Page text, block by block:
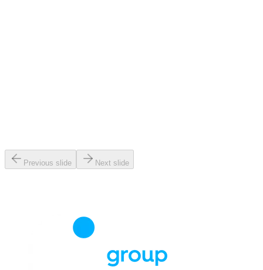
Previous slide Next slide